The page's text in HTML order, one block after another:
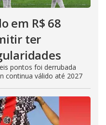
em R$ 68
ter
pontos foi derrubada
continua válido até 2027